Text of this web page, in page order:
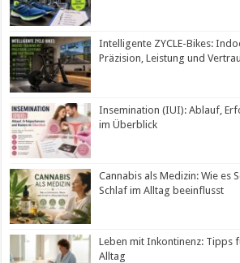
Intelligente ZYCLE-Bikes:
Präzision, Leistung und
Insemination (IUI): Ablauf,
im Überblick
Cannabis als Medizin: Wie es
Schlaf im Alltag beeinflusst
Leben mit Inkontinenz: Tipps
Alltag